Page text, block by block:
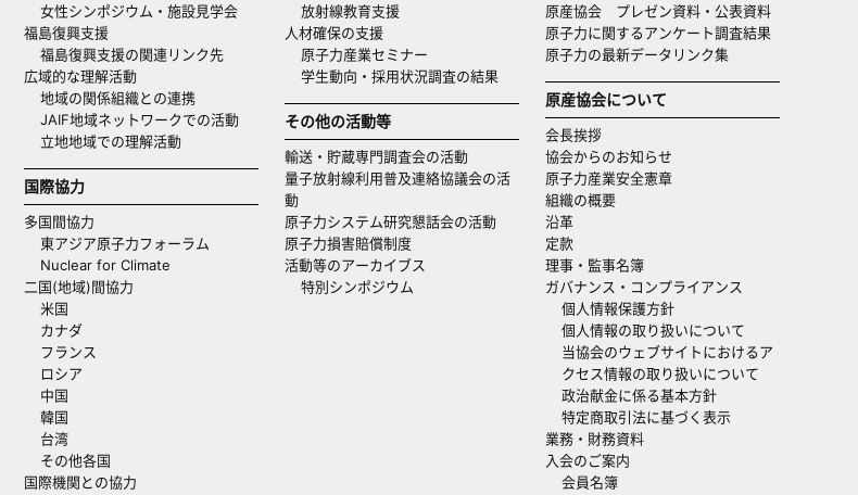
女性シンポジウム・施設見学会
福島復興支援
福島復興支援の関連リンク先
広域的な理解活動
地域の関係組織との連携
JAIF地域ネットワークでの活動
立地地域での理解活動
国際協力
多国間協力
東アジア原子力フォーラム
Nuclear for Climate
二国(地域)間協力
米国
カナダ
フランス
ロシア
中国
韓国
台湾
その他各国
国際機関との協力
放射線教育支援
人材確保の支援
原子力産業セミナー
学生動向・採用状況調査の結果
その他の活動等
輸送・貯蔵専門調査会の活動
量子放射線利用普及連絡協議会の活
動
原子力システム研究懇話会の活動
原子力損害賠償制度
活動等のアーカイブス
特別シンポジウム
原産協会 プレゼン資料・公表資料
原子力に関するアンケート調査結果
原子力の最新データリンク集
原産協会について
会長挨拶
協会からのお知らせ
原子力産業安全憲章
組織の概要
沿革
定款
理事・監事名簿
ガバナンス・コンプライアンス
個人情報保護方針
個人情報の取り扱いについて
当協会のウェブサイトにおけるア
クセス情報の取り扱いについて
政治献金に係る基本方針
特定商取引法に基づく表示
業務・財務資料
入会のご案内
会員名簿